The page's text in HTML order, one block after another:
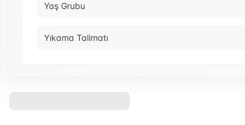
Yaş Grubu
Yıkama Talimatı